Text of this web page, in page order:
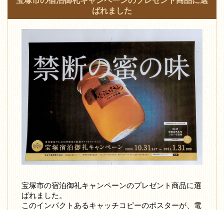
ばれました
宝塚市の宿泊御礼キャンペーンのプレゼント商品に選
ばれました。
このインパクトあるキャッチコピーのポスターが、電